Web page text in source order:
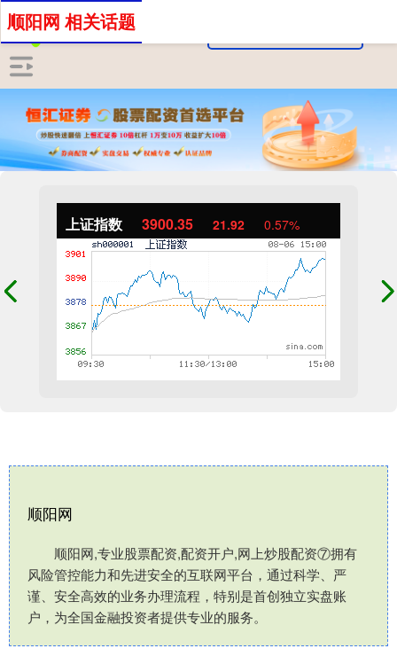
上证指数 3900.35 21.92 0.57%
顺阳网
顺阳网,专业股票配资,配资开户,网上炒股配资⑦拥有
风险管控能力和先进安全的互联网平台，通过科学、严
谨、安全高效的业务办理流程，特别是首创独立实盘账
户，为全国金融投资者提供专业的服务。
顺阳网 相关话题